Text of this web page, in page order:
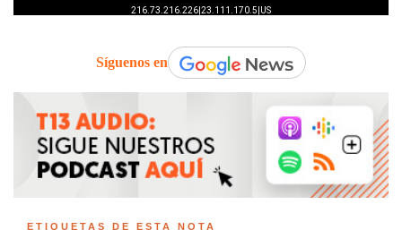
Síguenos en
ETIQUETAS DE ESTA NOTA